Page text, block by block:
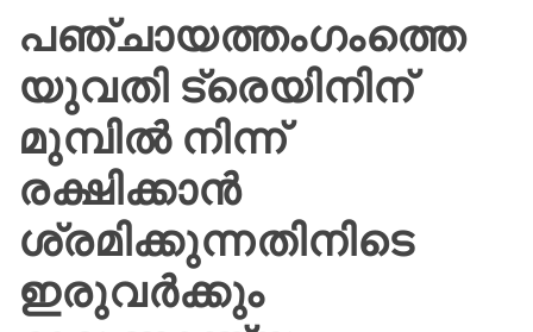
പഞ്ചായത്തംഗംത്തെ
യുവതി ട്രെയിനിന്
മുമ്പിൽ നിന്ന്
രക്ഷിക്കാൻ
ശ്രമിക്കുന്നതിനിടെ
ഇരുവർക്കും